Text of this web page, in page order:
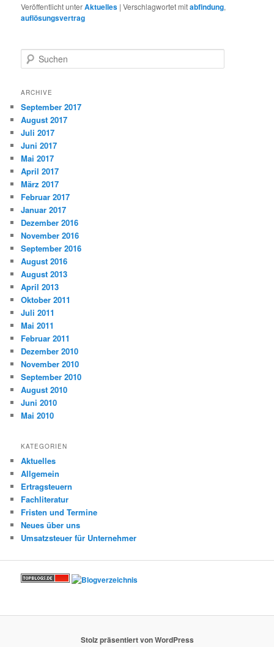
Veröffentlicht unterAktuelles |Verschlagwortet mitabfindung,
auflösungsvertrag
u
h
n
ARCHIVE
September 2017
August 2017
Juli 2017
Juni 2017
Mai 2017
April 2017
März 2017
Februar 2017
Januar 2017
Dezember 2016
November 2016
September 2016
August 2016
August 2013
April 2013
Oktober 2011
Juli 2011
Mai 2011
Februar 2011
Dezember 2010
November 2010
September 2010
August 2010
Juni 2010
Mai 2010
KATEGORIEN
Aktuelles
Allgemein
Ertragsteuern
Fachliteratur
Fristen und Termine
Neues über uns
Umsatzsteuer für Unternehmer
Stolz präsentiert von WordPress